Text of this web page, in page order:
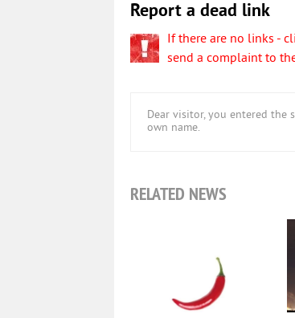
Report a dead link
If there are no links -
send a complaint to
Dear visitor, you entered the
own name.
RELATED NEWS